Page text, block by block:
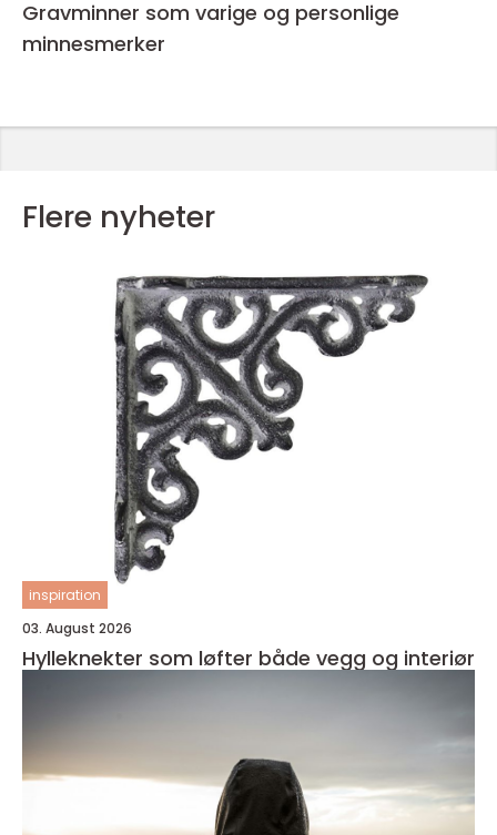
Gravminner som varige og personlige
minnesmerker
Flere nyheter
inspiration
03. August 2026
Hylleknekter som løfter både vegg og interiør